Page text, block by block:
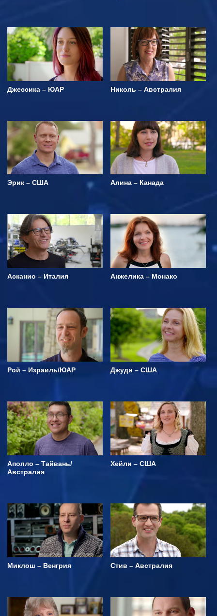
Джессика – ЮАР Николь – Австралия
Эрик – США Алина – Канада
Асканио – Италия Анжелика – Монако
Рой – Израиль/ЮАР Джуди – США
Аполло – Тайвань/
Австралия
Хейли – США
Миклош – Венгрия Стив – Австралия